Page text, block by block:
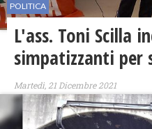
POLITICA
L'ass. Toni Scilla
simpatizzanti per
Martedì, 21 Dicembre 2021